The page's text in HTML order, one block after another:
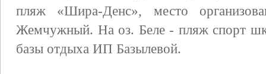
пляж «Шира-Денс», место
Жемчужный. На оз. Беле - пляж спорт
базы отдыха ИП Базылевой.